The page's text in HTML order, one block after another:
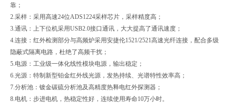
靠；
2.采样：采用高速24位ADS1224采样芯片，采样精度高；
3.通讯：上下位机采用USB2.0接口通讯，大大提高了通讯速度；
4.连接：红外检测部分与高频炉采用安捷伦1521/2521高速光纤连接，配合多级
隐蔽式隔离电路，杜绝了高频干扰；
5.电源：工业级一体化线性模块电源，输出稳定；
6.光源：特制新型铂金红外线光源，发热持续、光谱特性效率高；
7.分析池：镀金碳硫分析池及高精度热释电红外探测器；
8.电机：步进电机，热稳定性好，连续使用寿命10万小时。